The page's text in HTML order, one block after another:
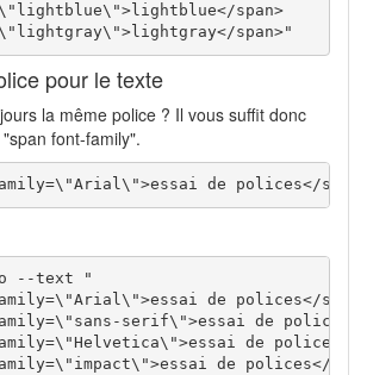
span>
span>"
pour le texte
la même police ? Il vous suffit donc
font-family".
de polices</
--text "
de polices</
serif\">essai de polices</
de polices</
de polices</